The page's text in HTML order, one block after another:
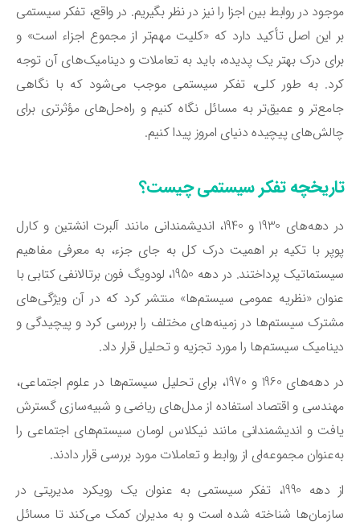
در روابط بین اجزا را نیز در نظر بگیریم. در واقع، تفکر سیستمی
این اصل تأکید دارد که «کلیت مهم‌تر از مجموع اجزاء است» و
درک بهتر یک پدیده، باید به تعاملات و دینامیک‌های آن توجه
به طور کلی، تفکر سیستمی موجب می‌شود که با نگاهی
و عمیق‌تر به مسائل نگاه کنیم و راه‌حل‌های مؤثرتری برای
پیچیده دنیای امروز پیدا کنیم.
تفکر سیستمی چیست؟
در دهه‌های 1930 و 1940، اندیشمندانی مانند آلبرت انشتین و کارل
با تکیه بر اهمیت درک کل به جای جزء، به معرفی مفاهیم
سیستماتیک پرداختند. در دهه 1950، لودویگ فون برتالانفی کتابی با
«نظریه عمومی سیستم‌ها» منتشر کرد که در آن ویژگی‌های
سیستم‌ها در زمینه‌های مختلف را بررسی کرد و پیچیدگی و
سیستم‌ها را مورد تجزیه و تحلیل قرار داد.
در دهه‌های 1960 و 1970، برای تحلیل سیستم‌ها در علوم اجتماعی،
و اقتصاد استفاده از مدل‌های ریاضی و شبیه‌سازی گسترش
و اندیشمندانی مانند نیکلاس لومان سیستم‌های اجتماعی را
مجموعه‌ای از روابط و تعاملات مورد بررسی قرار دادند.
از دهه 1990، تفکر سیستمی به عنوان یک رویکرد مدیریتی در
شناخته شده است و به مدیران کمک می‌کند تا مسائل